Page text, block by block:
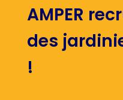
AMPER
des
!